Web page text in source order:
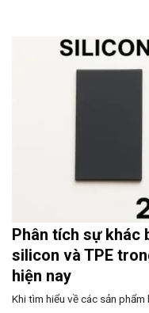
Phân tích sự khác
silicon và TPE
hiện nay
Khi tìm hiểu về các sản